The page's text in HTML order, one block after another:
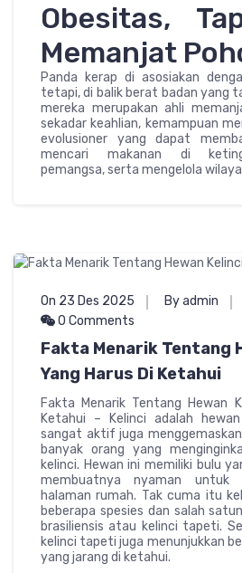
Obesitas,
Memanjat
Panda kerap di asosiakan
tetapi, di balik berat badan yang
mereka merupakan ahli
sekadar keahlian, kemampuan
evolusioner yang dapat
mencari makanan di
pemangsa, serta mengelola
On 23 Des 2025 By admin
0 Comments
Fakta Menarik Tentang
Yang Harus Di Ketahui
Fakta Menarik Tentang Hewan
Ketahui – Kelinci adalah
sangat aktif juga
banyak orang yang
kelinci. Hewan ini memiliki bulu
membuatnya nyaman
halaman rumah. Tak cuma itu
beberapa spesies dan salah
brasiliensis atau kelinci tapeti.
kelinci tapeti juga menunjukkan
yang jarang di ketahui.